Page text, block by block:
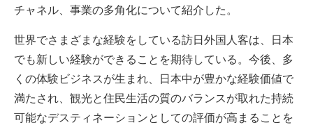
チャネル、事業の多角化について紹介した。
世界でさまざまな経験をしている訪日外国人客は、日本
でも新しい経験ができることを期待している。今後、多
くの体験ビジネスが生まれ、日本中が豊かな経験価値で
満たされ、観光と住民生活の質のバランスが取れた持続
可能なデスティネーションとしての評価が高まることを